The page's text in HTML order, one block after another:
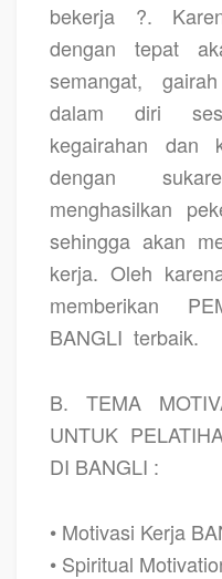
bekerja ?.
dengan tepat
semangat,
dalam diri
kegairahan dan
dengan
menghasilkan
sehingga akan
kerja. Oleh
memberikan
BANGLI terbaik.
B. TEMA
UNTUK
DI BANGLI :
• Motivasi Kerja
• Spiritual